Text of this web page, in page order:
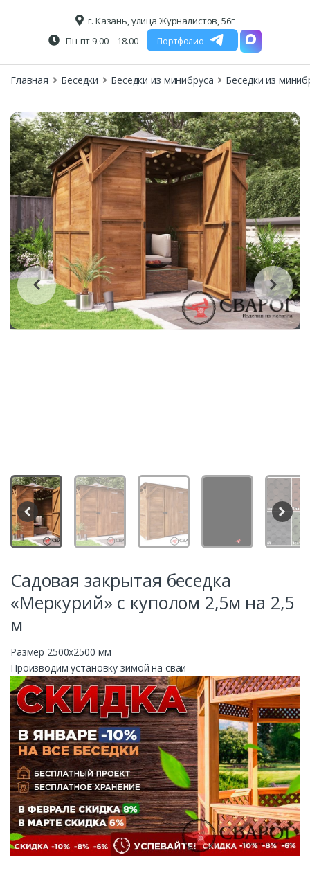
г. Казань, улица Журналистов, 56г
Пн-пт 9.00 – 18.00
Портфолио
Главная Беседки Беседки из минибруса Беседки из
Садовая закрытая беседка
«Меркурий» с куполом 2,5м на 2,5
м
Размер 2500х2500 мм
Производим установку зимой на сваи